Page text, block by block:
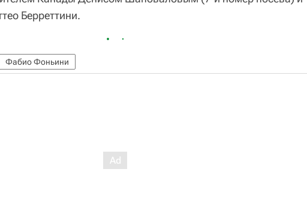
Берреттини.
Фабио Фоньини